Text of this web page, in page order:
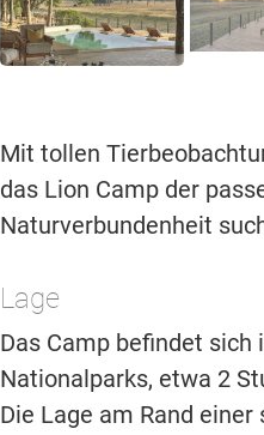
Mit tollen
das Lion Camp der
Naturverbundenheit
Lage
Das Camp befindet
Nationalparks, etwa 2
Die Lage am Rand